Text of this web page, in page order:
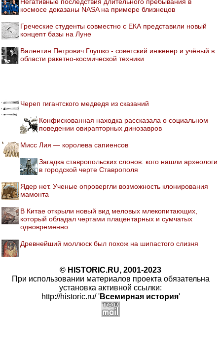
космосе доказаны NASA на примере близнецов
Греческие студенты совместно с ЕКА представили новый
концепт базы на Луне
Валентин Петрович Глушко - советский инженер и учёный в
области ракетно-космической техники
Череп гигантского медведя из сказаний
Конфискованная находка рассказала о социальном
поведении овирапторных динозавров
Мисс Лия — королева сапиенсов
Загадка ставропольских слонов: кого нашли археологи
в городской черте Ставрополя
Ядер нет. Ученые опровергли возможность клонирования
мамонта
В Китае открыли новый вид меловых млекопитающих,
который обладал чертами плацентарных и сумчатых
одновременно
Древнейший моллюск был похож на шипастого слизня
© HISTORIC.RU, 2001-2023
При использовании материалов проекта обязательна
установка активной ссылки:
http://historic.ru/ 'Всемирная история'